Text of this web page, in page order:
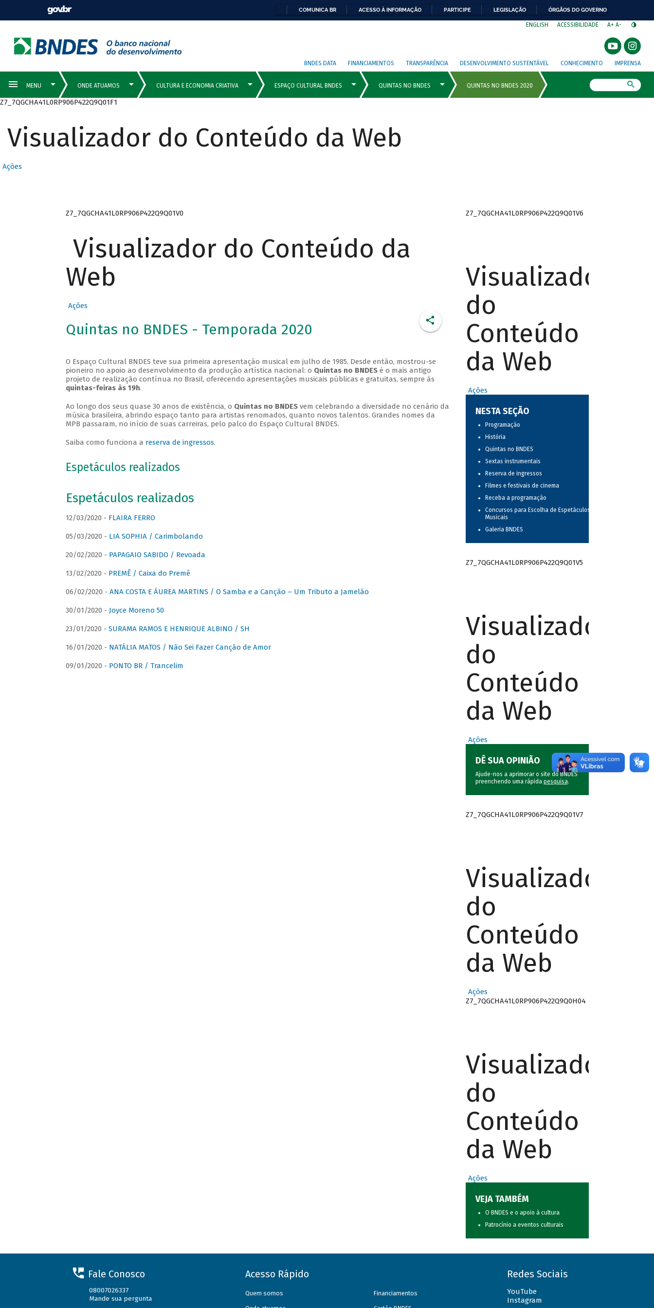
COMUNICA BR ACESSO À INFORMAÇÃO PARTICIPE LEGISLAÇÃO ÓRGÃOS DO GOVERNO
ENGLISH ACESSIBILIDADE A+ A-
BNDES DATA FINANCIAMENTOS TRANSPARÊNCIA DESENVOLVIMENTO SUSTENTÁVEL CONHECIMENTO IMPRENSA
Z7_7QGCHA41L0RP906P422Q9Q01F1
Visualizador do Conteúdo da Web
Ações
Z7_7QGCHA41L0RP906P422Q9Q01V0
Visualizador do Conteúdo da
Web
Ações
Quintas no BNDES - Temporada 2020
O Espaço Cultural BNDES teve sua primeira apresentação musical em julho de 1985. Desde então, mostrou-se
pioneiro no apoio ao desenvolvimento da produção artística nacional: o Quintas no BNDESé o mais antigo
projeto de realização contínua no Brasil, oferecendo apresentações musicais públicas e gratuitas, sempre às
quintas-feiras às 19h.
Ao longo dos seus quase 30 anos de existência, o Quintas no BNDESvem celebrando a diversidade no cenário da
música brasileira, abrindo espaço tanto para artistas renomados, quanto novos talentos. Grandes nomes da
MPB passaram, no início de suas carreiras, pelo palco do Espaço Cultural BNDES.
Saiba como funciona a reserva de ingressos.
Espetáculos realizados
Espetáculos realizados
12/03/2020 - FLAIRA FERRO
05/03/2020 - LIA SOPHIA / Carimbolando
20/02/2020 - PAPAGAIO SABIDO / Revoada
13/02/2020 - PREMÊ / Caixa do Premê
06/02/2020 - ANA COSTA E ÁUREA MARTINS / O Samba e a Canção – Um Tributo a Jamelão
30/01/2020 - Joyce Moreno 50
23/01/2020 - SURAMA RAMOS E HENRIQUE ALBINO / SH
16/01/2020 - NATÁLIA MATOS / Não Sei Fazer Canção de Amor
09/01/2020 - PONTO BR / Trancelim
Z7_7QGCHA41L0RP906P422Q9Q01V6
Visualizador
do
Conteúdo
da Web
Ações
NESTA SEÇÃO
Programação
História
Quintas no BNDES
Sextas instrumentais
Reserva de ingressos
Filmes e festivais de cinema
Receba a programação
Concursos para Escolha de Espetáculos
Musicais
Galeria BNDES
Z7_7QGCHA41L0RP906P422Q9Q01V5
Visualizador
do
Conteúdo
da Web
Ações
DÊ SUA OPINIÃO
Ajude-nos a aprimorar o site do BNDES
preenchendo uma rápida pesquisa.
Z7_7QGCHA41L0RP906P422Q9Q01V7
Visualizador
do
Conteúdo
da Web
Ações
Z7_7QGCHA41L0RP906P422Q9Q0H04
Visualizador
do
Conteúdo
da Web
Ações
VEJA TAMBÉM
O BNDES e o apoio à cultura
Patrocínio a eventos culturais
Fale Conosco
08007026337
Mande sua pergunta
Acesso Rápido
Quem somos Financiamentos
Redes Sociais
YouTube
Instagram